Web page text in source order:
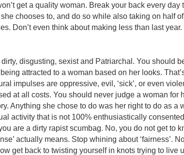
get a quality woman. Break your back every day
chooses to, and do so while also taking on half
Don’t even think about making less than last
disgusting, sexist and Patriarchal. You should
attracted to a woman based on her looks.
impulses are oppressive, evil, ‘sick’, or even
at all costs. You should never judge a woman for
Anything she chose to do was her right to do as a
activity that is not 100% enthusiastically
are a dirty rapist scumbag. No, you do not get to
actually means. Stop whining about ‘fairness’.
get back to twisting yourself in knots trying to live